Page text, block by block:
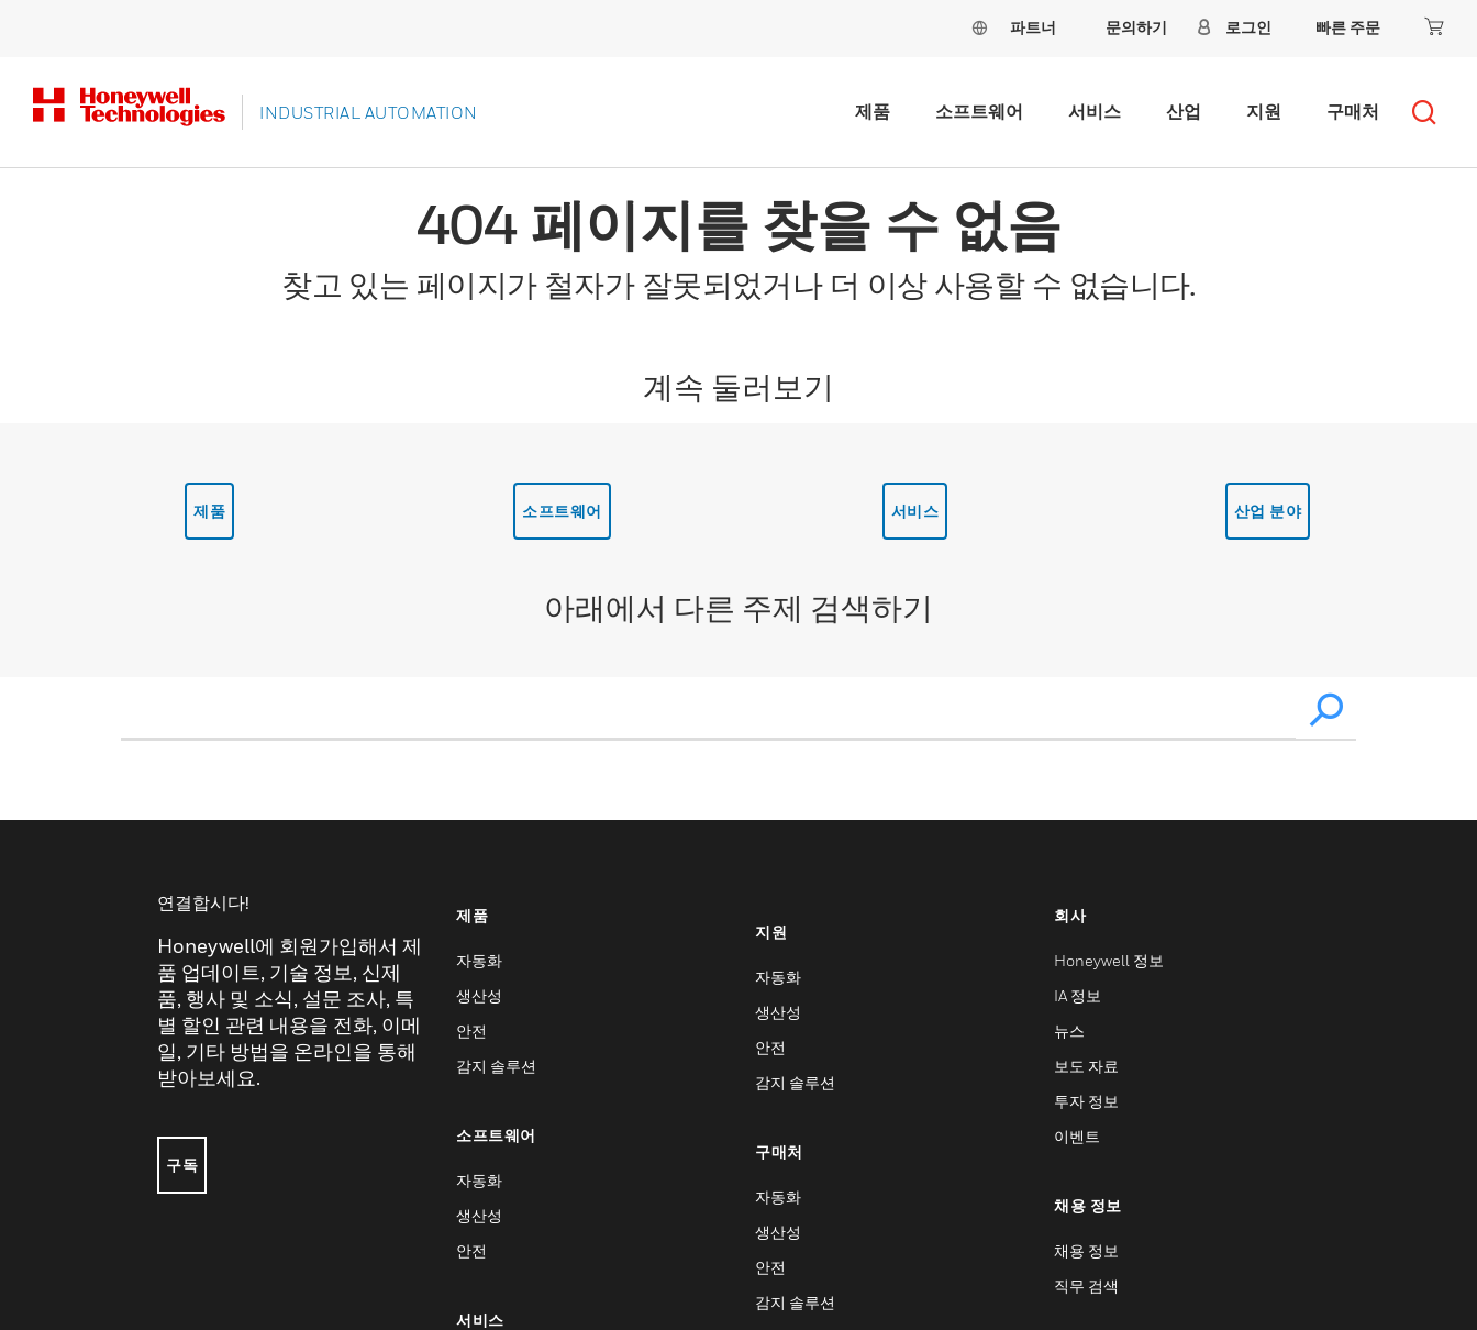
파트너 문의하기 로그인 빠른 주문
INDUSTRIAL AUTOMATION 제품 소프트웨어 서비스 산업 지원 구매처
404 페이지를 찾을 수 없음
찾고 있는 페이지가 철자가 잘못되었거나 더 이상 사용할 수 없습니다.
계속 둘러보기
제품 소프트웨어 서비스 산업 분야
아래에서 다른 주제 검색하기
연결합시다!
Honeywell에 회원가입해서 제
품 업데이트, 기술 정보, 신제
품, 행사 및 소식, 설문 조사, 특
별 할인 관련 내용을 전화, 이메
일, 기타 방법을 온라인을 통해
받아보세요.
구독
제품
자동화
생산성
안전
감지 솔루션
소프트웨어
자동화
생산성
안전
서비스
지원
자동화
생산성
안전
감지 솔루션
구매처
자동화
생산성
안전
감지 솔루션
회사
Honeywell 정보
IA 정보
뉴스
보도 자료
투자 정보
이벤트
채용 정보
채용 정보
직무 검색